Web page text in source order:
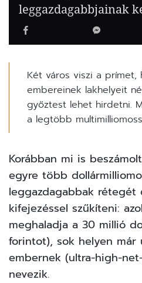
leggazdagabbjainak
Két város viszi a
embereinek lakhelyeit
győztest lehet hirdetni.
a legtöbb
Korábban mi is
egyre több
leggazdagabbak
kifejezéssel szűkíteni:
meghaladja a 30 millió
forintot), sok helyen már
embernek (ultra-high-
nevezik.